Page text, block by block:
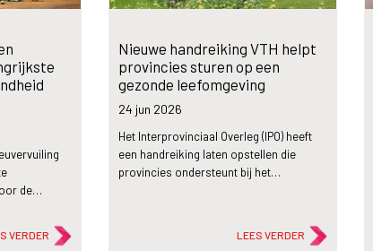
de…
VERDER
Nieuwe handreiking VTH helpt
provincies sturen op een
gezonde leefomgeving
24 jun 2026
Het Interprovinciaal Overleg (IPO) heeft
een handreiking laten opstellen die
provincies ondersteunt bij het…
LEES VERDER